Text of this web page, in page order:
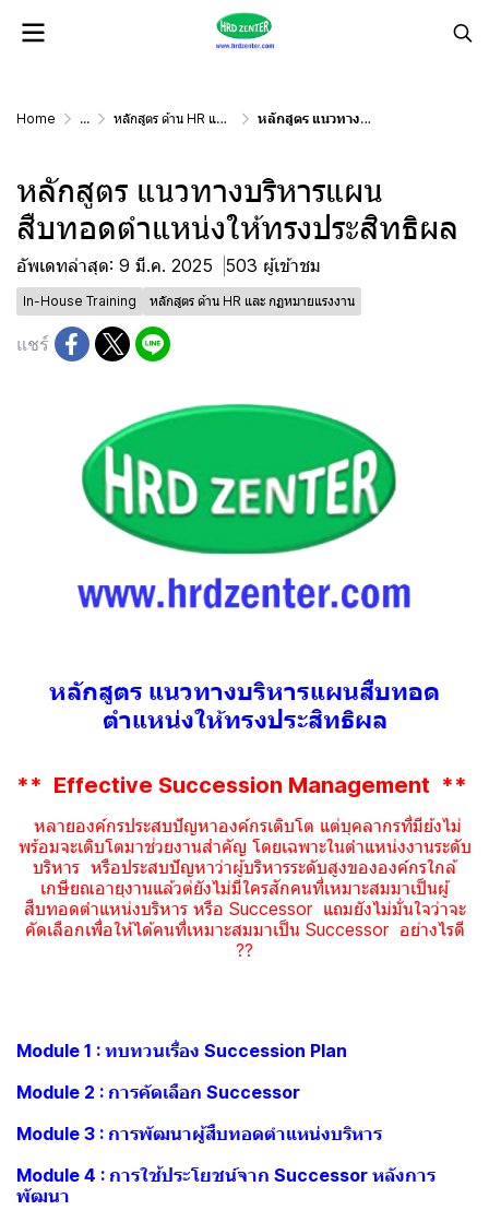
Home ... หลักสูตร ด้าน HR และ กฏหมายแรงงาน หลักสูตร แนวทางบริหารแผนสืบทอดตำแหน่งให้ทรงประสิทธิผล
หลักสูตร แนวทางบริหารแผน
สืบทอดตำแหน่งให้ทรงประสิทธิผล
อัพเดทล่าสุด: 9 มี.ค. 2025 503 ผู้เข้าชม
In-House Training หลักสูตร ด้าน HR และ กฏหมายแรงงาน
แชร์
หลักสูตร แนวทางบริหารแผนสืบทอด
ตำแหน่งให้ทรงประสิทธิผล
** Effective Succession Management **
หลายองค์กรประสบปัญหาองค์กรเติบโต แต่บุคลากรที่มีย้งไม่
พร้อมจะเติบโตมาช่วยงานสำคัญ โดยเฉพาะในตำแหน่งงานระดับ
บริหาร หรือประสบปัญหาว่าผู้บริหารระดับสูงขององค์กรใกล้
เกษียณอายุงานแล้วต่ยังไม่มีใครสักคนที่เหมาะสมมาเป็นผู้
สืบทอดตำแหน่งบริหาร หรือ Successor แถมยังไม่มั่นใจว่าจะ
คัดเลือกเพื่อให้ได้คนที่เหมาะสมมาเป็น Successor อย่างไรดี
??
Module 1 : ทบทวนเรื่อง Succession Plan
Module 2 : การคัดเลือก Successor
Module 3 : การพัฒนาผู้สืบทอดตำแหน่งบริหาร
Module 4 : การใช้ประโยชน์จาก Successor หลังการ
พัฒนา